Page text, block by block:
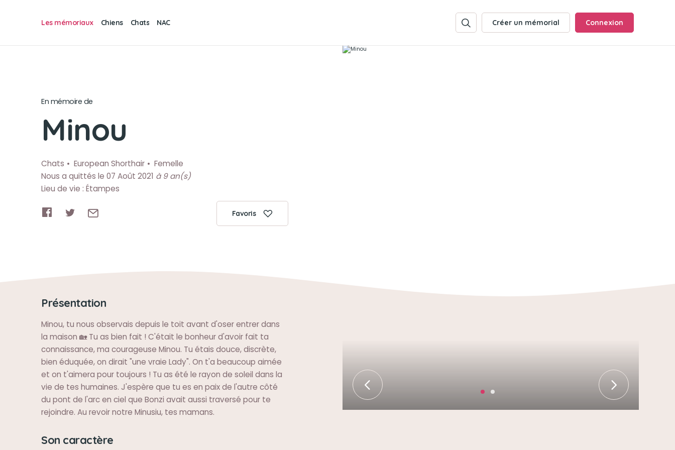
Les mémoriaux Chiens Chats NAC Créer un mémorial Connexion
En mémoire de
Minou
Chats European Shorthair
Femelle
Nous a quittés le 07 Août 2021 à 9 an(s)
Lieu de vie : Étampes
Favoris
Présentation
Minou, tu nous observais depuis le toit avant d'oser entrer dans
la maison 🏡 Tu as bien fait ! C'était le bonheur d'avoir fait ta
connaissance, ma courageuse Minou. Tu étais douce, discrète,
bien éduquée, on dirait "une vraie Lady". On t'a beaucoup aimée
et on t'aimera pour toujours ! Tu as été le rayon de soleil dans la
vie de tes humaines. J'espère que tu es en paix de l'autre côté
du pont de l'arc en ciel que Bonzi avait aussi traversé pour te
rejoindre. Au revoir notre Minusiu, tes mamans.
Son caractère